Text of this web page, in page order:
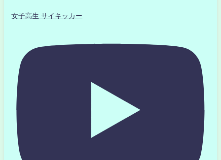
女子高生 サイキッカー